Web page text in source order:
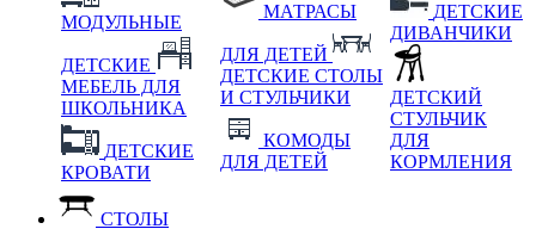
МОДУЛЬНЫЕ
ДЕТСКИЕ
МЕБЕЛЬ ДЛЯ
ШКОЛЬНИКА
ДЕТСКИЕ
КРОВАТИ
МАТРАСЫ
ДЛЯ ДЕТЕЙ
ДЕТСКИЕ СТОЛЫ
И СТУЛЬЧИКИ
КОМОДЫ
ДЛЯ ДЕТЕЙ
ДЕТСКИЕ
ДИВАНЧИКИ
ДЕТСКИЙ
СТУЛЬЧИК
ДЛЯ
КОРМЛЕНИЯ
СТОЛЫ